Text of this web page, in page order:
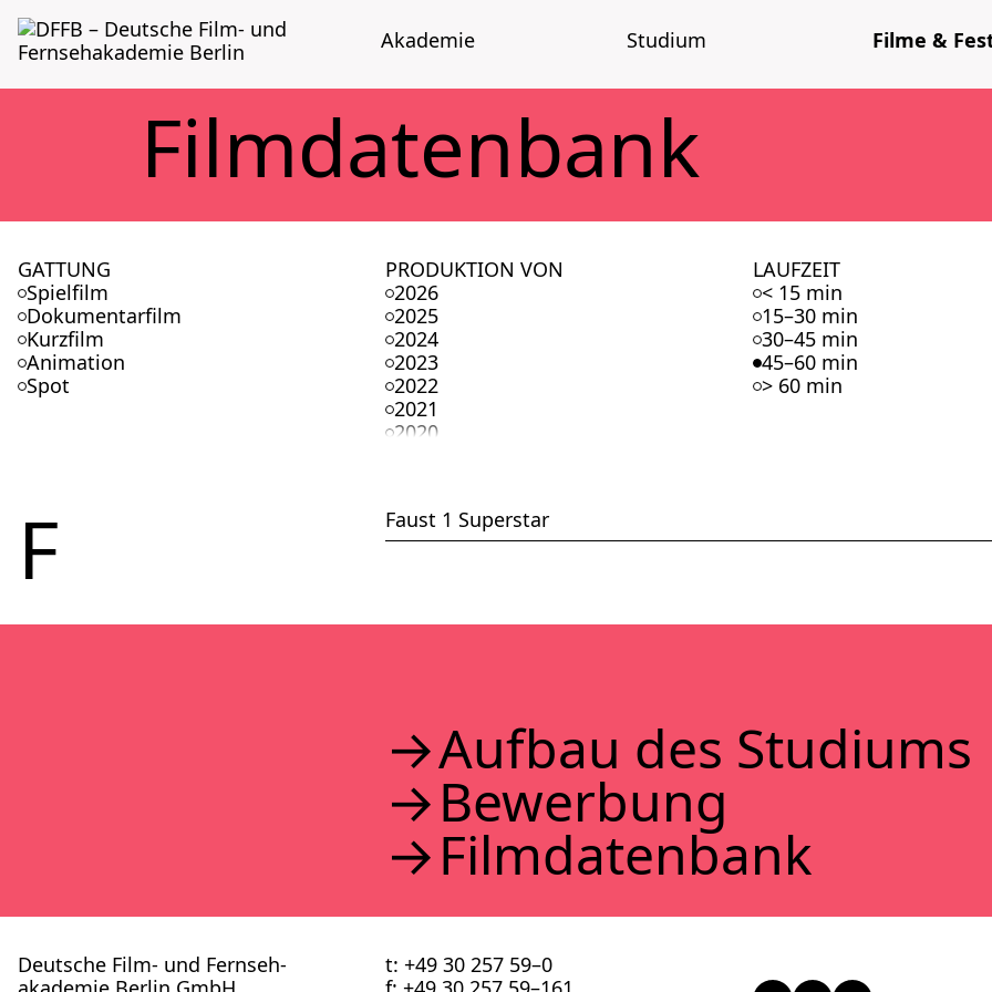
Aka­de­mie Stu­di­um Fil­me &
Film­da­ten­bank
GATTUNG
Spielfilm
Dokumentarfilm
Kurzfilm
Animation
Spot
PRODUKTION VON
2026
2025
2024
2023
2022
2021
2020
2016
2015
2012
2007
2006
2005
2004
2003
2002
LAUFZEIT
< 15 min
15–30 min
30–45 min
45–60 min
> 60 min
F Faust 1 Superstar
Auf­bau des Stu­di­ums
Bewer­bung
Film­da­ten­bank
Deutsche Film- und Fernseh­
t: +49 30 257 59–0